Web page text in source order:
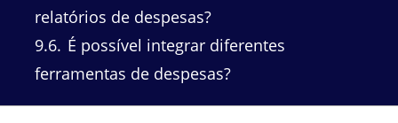
relatórios de despesas?
9.6 É possível integrar diferentes
ferramentas de despesas?